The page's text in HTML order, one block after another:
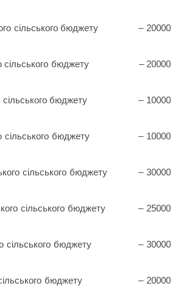
сільського бюджету
– 20000
сільського бюджету
– 20000
сільського бюджету
– 10000
сільського бюджету
– 10000
сільського бюджету
– 30000
сільського бюджету
– 25000
сільського бюджету
– 30000
бюджету
– 20000